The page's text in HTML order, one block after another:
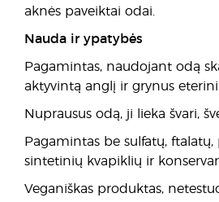
aknės paveiktai odai.
Nauda ir ypatybės
Pagamintas, naudojant odą
aktyvintą anglį ir grynus
Nuprausus odą, ji lieka švari,
Pagamintas be sulfatų,
sintetinių kvapiklių ir
Veganiškas produktas,